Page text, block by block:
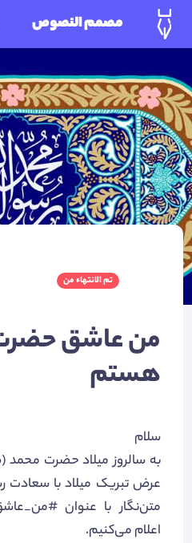
مصمم النصوص
تم الانتهاء من
من عاشق
هستم
سلام
به سالروز میلاد حضرت
عرض تبریک میلاد با سعادت
متن‌نگار با عنوان
اعلام می‌کنیم.